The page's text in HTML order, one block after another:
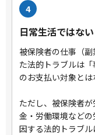
4
日常生活ではな
被保険者の仕事（
た法的トラブルは
のお支払い対象とは
ただし、被保険者
金・労働環境など
因する法的トラブル